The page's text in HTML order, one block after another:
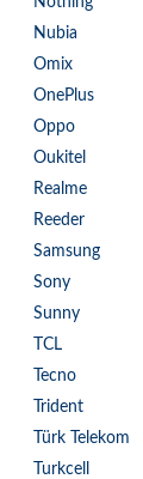
Nubia
Omix
OnePlus
Oppo
Oukitel
Realme
Reeder
Samsung
Sony
Sunny
TCL
Tecno
Trident
Türk Telekom
Turkcell